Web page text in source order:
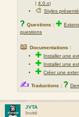
|4.0.x)
🎨Styles
? Questions : ✚
questions
📖 Documentations :
✚ Installer une
✚ Installer une
✚Créer une
✍ Traductions : ?
JVTA
Invité